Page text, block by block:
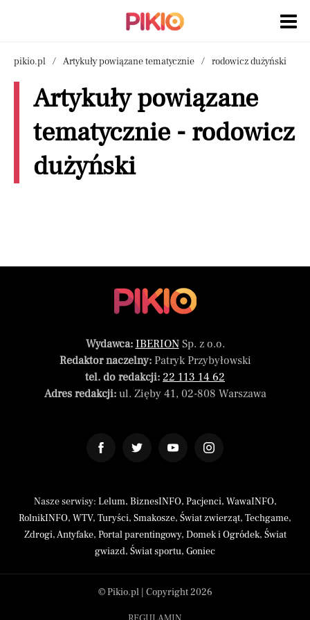
pikio.pl Artykuły powiązane tematycznie rodowicz dużyński
Artykuły powiązane
tematycznie - rodowicz
dużyński
Wydawca: IBERIONSp. z o.o.
Redaktor naczelny:Patryk Przybyłowski
tel. do redakcji: 22 113 14 62
Adres redakcji:ul. Zięby 41, 02-808 Warszawa
Nasze serwisy: Lelum, BiznesINFO, Pacjenci, WawaINFO,
RolnikINFO, WTV, Turyści, Smakosze, Świat zwierząt, Techgame,
Zdrogi,Antyfake, Portal parentingowy, Domek i Ogródek, Świat
gwiazd, Świat sportu, Goniec
© Pikio.pl | Copyright 2026